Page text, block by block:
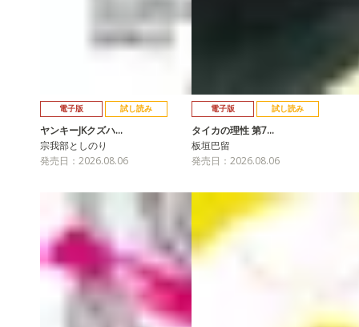
電子版 試し読み
ヤンキーJKクズハ…
宗我部としのり
発売日：2026.08.06
電子版 試し読み
タイカの理性 第7…
板垣巴留
発売日：2026.08.06